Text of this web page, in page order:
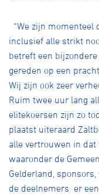
“We zijn momenteel
inclusief alle strikt
betreft een bijzondere
gereden op een
Wij zijn ook zeer
Ruim twee uur lang
elitekoersen zijn zo
plaatst uiteraard
alle vertrouwen in dat
waaronder de
Gelderland, sponsors,
de deelnemers er